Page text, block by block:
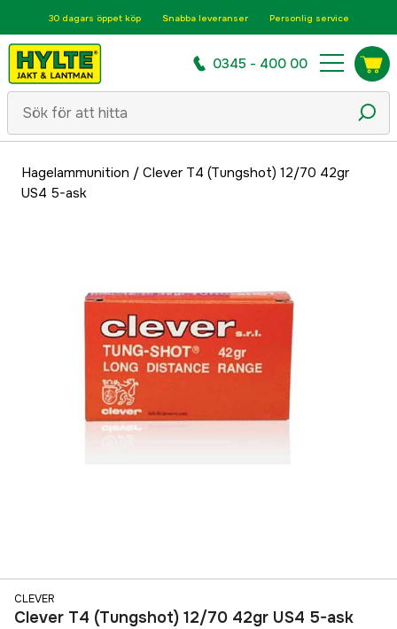
30 dagars öppet köp Snabba leveranser Personlig service
0345 - 400 00
Hagelammunition / Clever T4 (Tungshot) 12/70 42gr
US4 5-ask
CLEVER
Clever T4 (Tungshot) 12/70 42gr US4 5-ask